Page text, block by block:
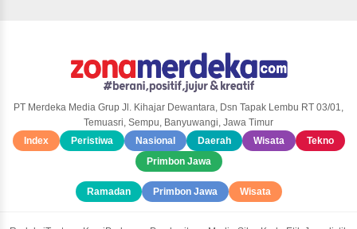
PT Merdeka Media Grup Jl. Kihajar Dewantara, Dsn Tapak Lembu RT 03/01,
Temuasri, Sempu, Banyuwangi, Jawa Timur
Index
Peristiwa Nasional Daerah Wisata
Tekno
Primbon Jawa
Ramadan Primbon Jawa Wisata